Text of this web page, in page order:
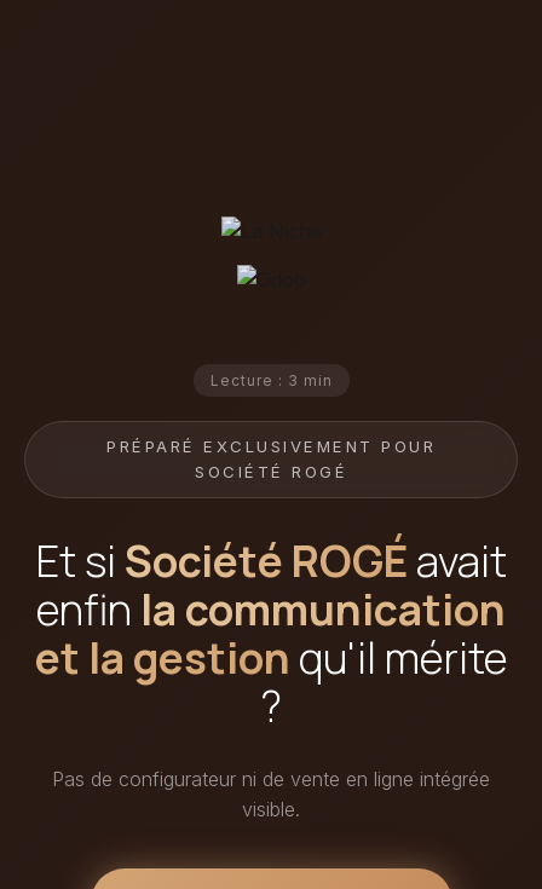
Lecture : 3 min
PRÉPARÉ EXCLUSIVEMENT POUR
SOCIÉTÉ ROGÉ
Et si Société ROGÉavait
enfin la communication
et la gestion qu'il mérite
?
Pas de configurateur ni de vente en ligne intégrée
visible.